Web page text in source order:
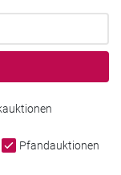
Pfandauktionen